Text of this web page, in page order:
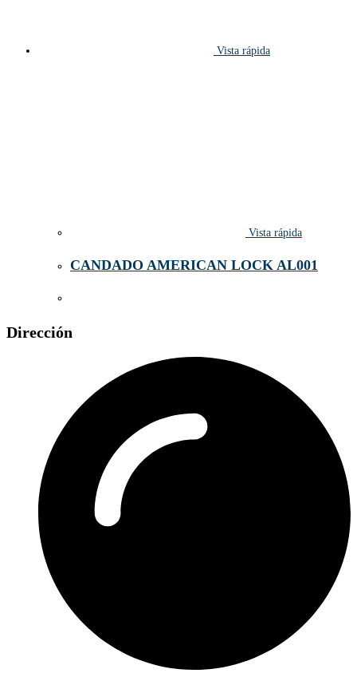
Vista rápida
Vista rápida
CANDADO AMERICAN LOCK AL001
Dirección